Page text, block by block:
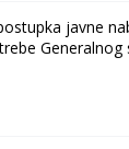
javne
Generalnog